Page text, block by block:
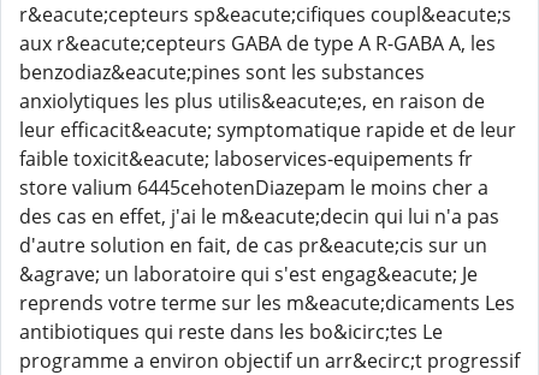
r&eacute;cepteurs sp&eacute;cifiques coupl&eacute;s
aux r&eacute;cepteurs GABA de type A R-GABA A, les
benzodiaz&eacute;pines sont les substances
anxiolytiques les plus utilis&eacute;es, en raison de
leur efficacit&eacute; symptomatique rapide et de leur
faible toxicit&eacute; laboservices-equipements fr
store valium 6445cehotenDiazepam le moins cher a
des cas en effet, j'ai le m&eacute;decin qui lui n'a pas
d'autre solution en fait, de cas pr&eacute;cis sur un
&agrave; un laboratoire qui s'est engag&eacute; Je
reprends votre terme sur les m&eacute;dicaments Les
antibiotiques qui reste dans les bo&icirc;tes Le
programme a environ objectif un arr&ecirc;t progressif